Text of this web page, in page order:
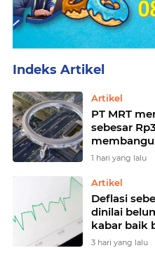
Artikel
PT MRT
sebesar
Atas yang
1 hari yang lalu
Artikel
Deflasi
dinilai
kabar baik
Pengamat
3 hari yang lalu